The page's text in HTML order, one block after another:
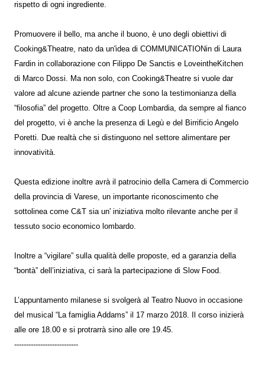
rispetto di ogni ingrediente.
Promuovere il bello, ma anche il buono, è uno degli obiettivi di
Cooking&Theatre, nato da un'idea di COMMUNICATIONin di Laura
Fardin in collaborazione con Filippo De Sanctis e LoveintheKitchen
di Marco Dossi. Ma non solo, con Cooking&Theatre si vuole dar
valore ad alcune aziende partner che sono la testimonianza della
“filosofia” del progetto. Oltre a Coop Lombardia, da sempre al fianco
del progetto, vi è anche la presenza di Legù e del Birrificio Angelo
Poretti. Due realtà che si distinguono nel settore alimentare per
innovatività.
Questa edizione inoltre avrà il patrocinio della Camera di Commercio
della provincia di Varese, un importante riconoscimento che
sottolinea come C&T sia un' iniziativa molto rilevante anche per il
tessuto socio economico lombardo.
Inoltre a “vigilare” sulla qualità delle proposte, ed a garanzia della
“bontà” dell’iniziativa, ci sarà la partecipazione di Slow Food.
L’appuntamento milanese si svolgerà al Teatro Nuovo in occasione
del musical “La famiglia Addams” il 17 marzo 2018. Il corso inizierà
alle ore 18.00 e si protrarrà sino alle ore 19.45.
---------------------------